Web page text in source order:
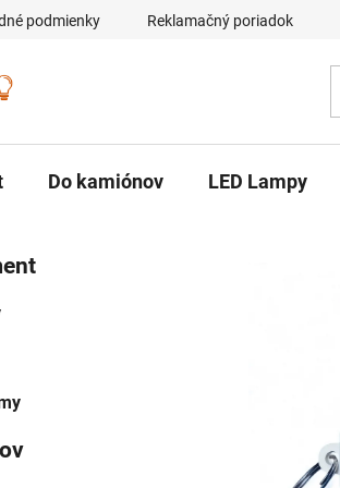
podmienky Reklamačný poriadok
Do kamiónov LED Lampy